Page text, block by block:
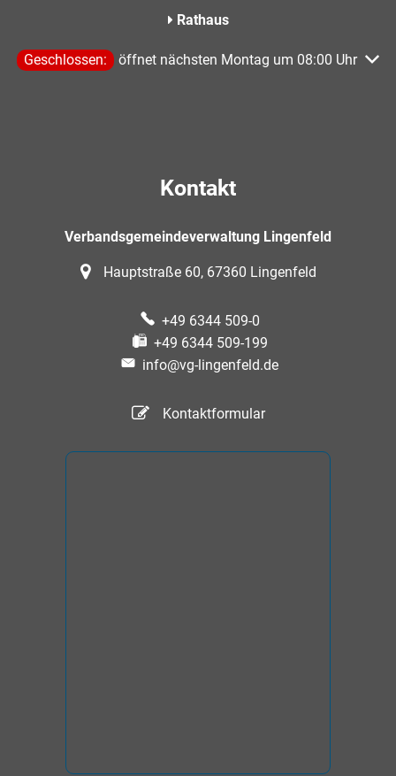
Rathaus
Klicken, um weitere Öffnungs- oder Schließzeiten
Geschlossen: öffnet nächsten Montag um 08:00 Uhr
Kontakt
Verbandsgemeindeverwaltung Lingenfeld
Hauptstraße 60, 67360 Lingenfeld
+49 6344 509-0
+49 6344 509-199
info@vg-lingenfeld.de
Kontaktformular